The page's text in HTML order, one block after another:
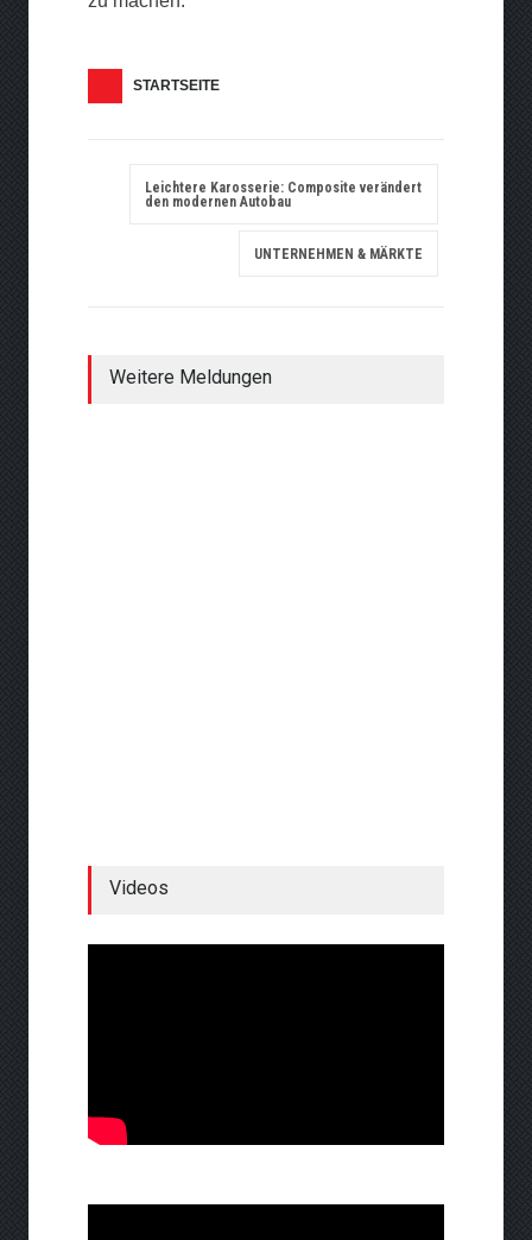
STARTSEITE
Leichtere Karosserie: Composite verändert
den modernen Autobau
UNTERNEHMEN & MÄRKTE
Weitere Meldungen
Videos